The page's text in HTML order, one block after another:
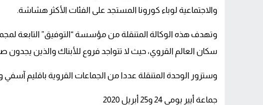
والاجتماعية لوباء كورونا المستجد على الفئات الأكثر هشاشة.
وتهدف هذه الوكالة المتنقلة من مؤسسة “التوفيق” التابعة
سكان العالم القروي، حيث لا تتواجد فروع للأبناك والذين يجدون
وستزور الوحدة المتنقلة عددا من الجماعات القروية باقليم آسفي
جماعة أيير يومي 24 و25 أبريل 2020